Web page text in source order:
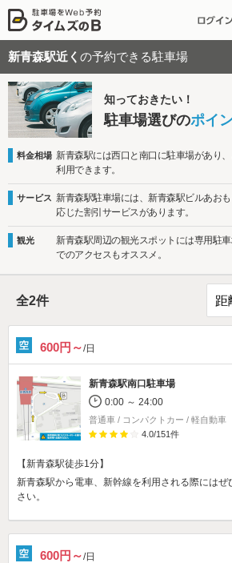
新青森駅近く の予約できる駐車場
知っておきたい！
駐車場選びのポイ
料金相場 新青森駅には西口と南口に駐車場があり
利用できます。
サービス 新青森駅駐車場には、新青森駅ビルあお
応じた割引サービスがあります。
観光
新青森駅周辺の観光スポットには専用駐
でのアクセスもオススメ。
全2件
600円～/日
新青森駅南口駐車場
0:00 ～ 24:00
普通車 / コンパクトカー / 軽自動車
4.0/151件
【新青森駅徒歩1分】
新青森駅から電車、新幹線を利用される際には
さい。
600円～/日